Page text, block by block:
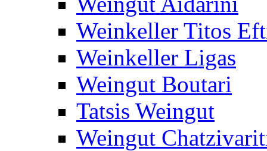
Weinkeller Titos
Weinkeller Ligas
Weingut Boutari
Tatsis Weingut
Weingut